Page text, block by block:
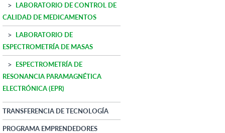
LABORATORIO DE CONTROL DE
CALIDAD DE MEDICAMENTOS
LABORATORIO DE
ESPECTROMETRÍA DE MASAS
ESPECTROMETRÍA DE
RESONANCIA PARAMAGNÉTICA
ELECTRÓNICA (EPR)
TRANSFERENCIA DE TECNOLOGÍA
PROGRAMA EMPRENDEDORES